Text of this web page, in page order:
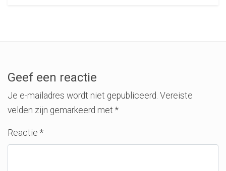
Geef een reactie
Je e-mailadres wordt niet gepubliceerd. Vereiste
velden zijn gemarkeerd met *
Reactie *